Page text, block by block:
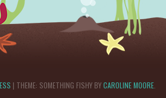
| THEME: SOMETHING FISHY BYCAROLINE MOORE